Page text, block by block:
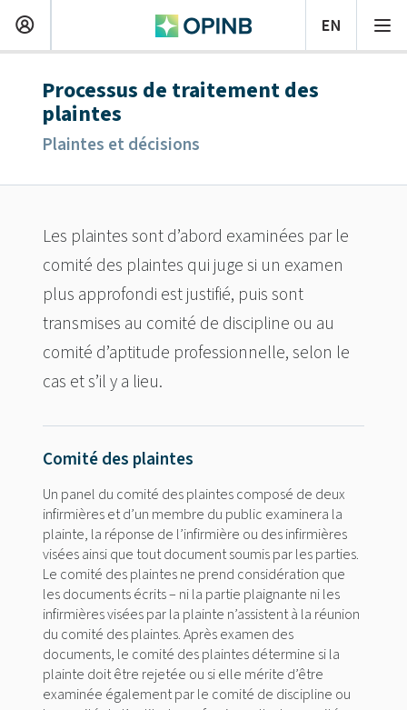
Processus de traitement des
plaintes
Plaintes et décisions
Les plaintes sont d’abord examinées par le
comité des plaintes qui juge si un examen
plus approfondi est justifié, puis sont
transmises au comité de discipline ou au
comité d’aptitude professionnelle, selon le
cas et s’il y a lieu.
Comité des plaintes
Un panel du comité des plaintes composé de deux
infirmières et d’un membre du public examinera la
plainte, la réponse de l’infirmière ou des infirmières
visées ainsi que tout document soumis par les parties.
Le comité des plaintes ne prend considération que
les documents écrits – ni la partie plaignante ni les
infirmières visées par la plainte n’assistent à la réunion
du comité des plaintes. Après examen des
documents, le comité des plaintes détermine si la
plainte doit être rejetée ou si elle mérite d’être
examinée également par le comité de discipline ou